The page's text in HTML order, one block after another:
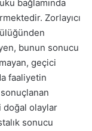
bağlamında
Zorlayıcı
bunun sonucu
geçici
faaliyetin
doğal olaylar
sonucu